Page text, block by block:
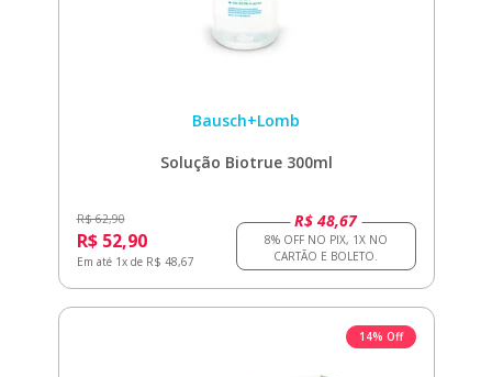
Bausch+Lomb
Solução Biotrue 300ml
R$ 62,90
R$ 52,90
Em até 1x de R$ 48,67
R$ 48,67
14% Off